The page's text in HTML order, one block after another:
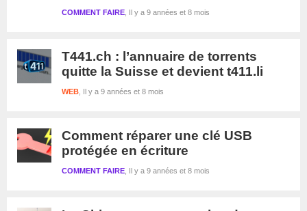
Il y a 9 années et 8 mois
COMMENT FAIRE
T441.ch : l’annuaire de torrents
quitte la Suisse et devient t411.li
Il y a 9 années et 8 mois
WEB
Comment réparer une clé USB
protégée en écriture
Il y a 9 années et 8 mois
COMMENT FAIRE